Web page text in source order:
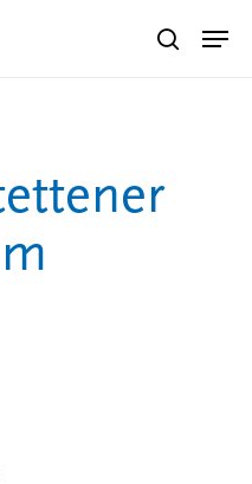
search